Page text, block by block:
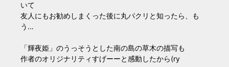
いて
友人にもお勧めしまくった後に丸パクリと知ったら、も
う…
「輝夜姫」のうっそうとした南の島の草木の描写も
作者のオリジナリティすげーーと感動したから(ry